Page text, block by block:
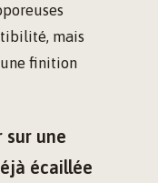
mais
finition
sur une
écaillée